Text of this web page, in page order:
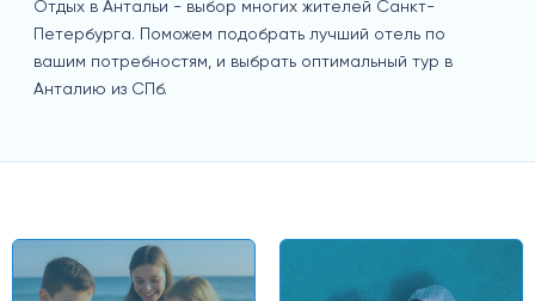
Отдых в Антальи - выбор многих жителей Санкт-
Петербурга. Поможем подобрать лучший отель по
вашим потребностям, и выбрать оптимальный тур в
Анталию из СПб.